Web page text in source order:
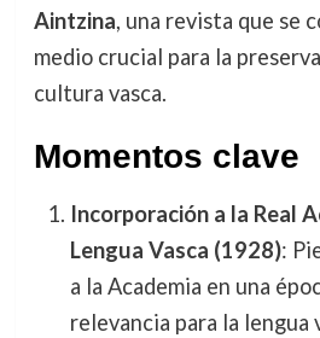
Aintzina, una revista que se
medio crucial para la
cultura vasca.
Momentos clave
Incorporación a la Real
Lengua Vasca (1928):
a la Academia en una
relevancia para la lengua